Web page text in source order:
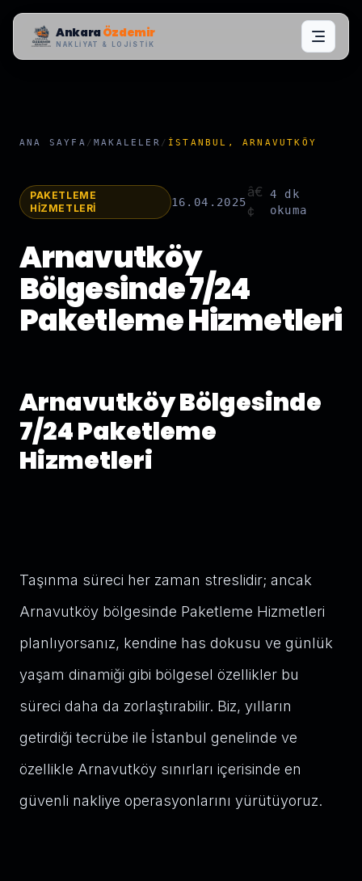
AnkaraÖzdemir
NAKLIYAT & LOJISTIK
ANA SAYFA /MAKALELER / İSTANBUL, ARNAVUTKÖY
PAKETLEME
HIZMETLERI
16.04.2025
â€
¢
4 dk
okuma
Arnavutköy
Bölgesinde 7/24
Paketleme Hizmetleri
Arnavutköy Bölgesinde
7/24 Paketleme
Hizmetleri
Taşınma süreci her zaman streslidir; ancak
Arnavutköy bölgesinde Paketleme Hizmetleri
planlıyorsanız, kendine has dokusu ve günlük
yaşam dinamiği gibi bölgesel özellikler bu
süreci daha da zorlaştırabilir. Biz, yılların
getirdiği tecrübe ile İstanbul genelinde ve
özellikle Arnavutköy sınırları içerisinde en
güvenli nakliye operasyonlarını yürütüyoruz.